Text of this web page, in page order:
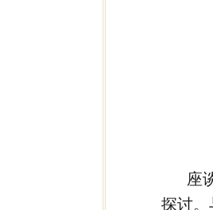
座
探讨。